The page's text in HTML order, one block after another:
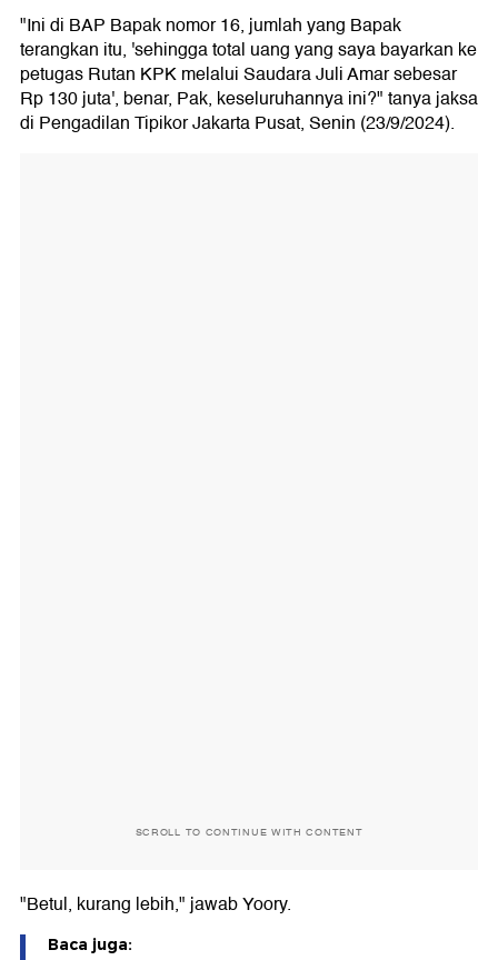
"Ini di BAP Bapak nomor 16, jumlah yang Bapak
terangkan itu, 'sehingga total uang yang saya bayarkan ke
petugas Rutan KPK melalui Saudara Juli Amar sebesar
Rp 130 juta', benar, Pak, keseluruhannya ini?" tanya jaksa
di Pengadilan Tipikor Jakarta Pusat, Senin (23/9/2024).
SCROLL TO CONTINUE WITH CONTENT
"Betul, kurang lebih," jawab Yoory.
Baca juga: